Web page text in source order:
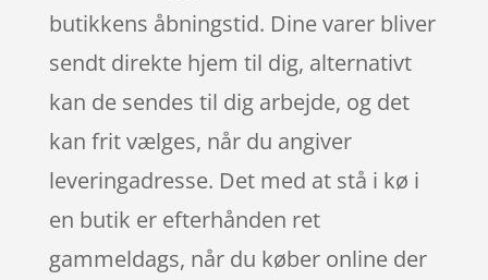
butikkens åbningstid. Dine varer bliver
sendt direkte hjem til dig, alternativt
kan de sendes til dig arbejde, og det
kan frit vælges, når du angiver
leveringadresse. Det med at stå i kø i
en butik er efterhånden ret
gammeldags, når du køber online der